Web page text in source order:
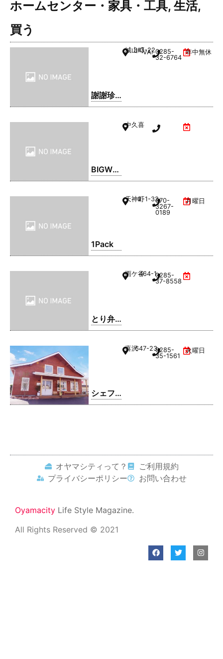
ホームセンター・家具・工具, 生活,
買う
謝謝珍
珠 | シ
城山町
3-3-22
VAL1階0285-
32-6764
年中無休
BIGWO
OD(ビ
中久喜
1Pack
天神町2-1-32070-
3267-
0189
月曜日
とり弁
鶏 小山
雨ケ谷464-10285-
37-8558
シェフ
レ
喜沢647-230285-
35-1561
火曜日
オヤマシティって？
ご利用規約
プライバシーポリシー
お問い合わせ
Oyamacity Life Style Magazine.
All Rights Reserved © 2021